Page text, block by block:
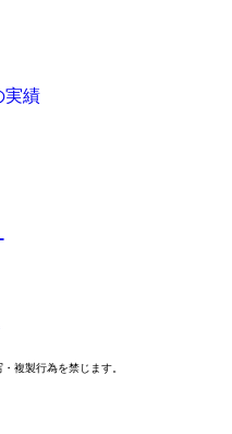
実績
複製行為を禁じます。